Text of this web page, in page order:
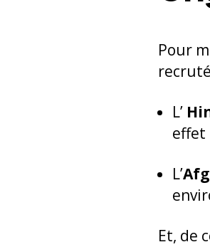
Pour
L’
effet
L’
Et, de